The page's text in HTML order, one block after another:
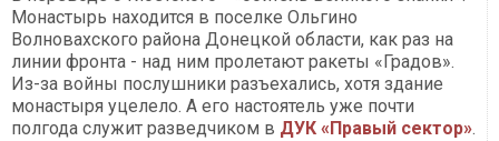
Монастырь находится в поселке Ольгино
Волновахского района Донецкой области, как раз на
линии фронта - над ним пролетают ракеты «Градов».
Из-за войны послушники разъехались, хотя здание
монастыря уцелело. А его настоятель уже почти
полгода служит разведчиком в ДУК «Правый сектор».